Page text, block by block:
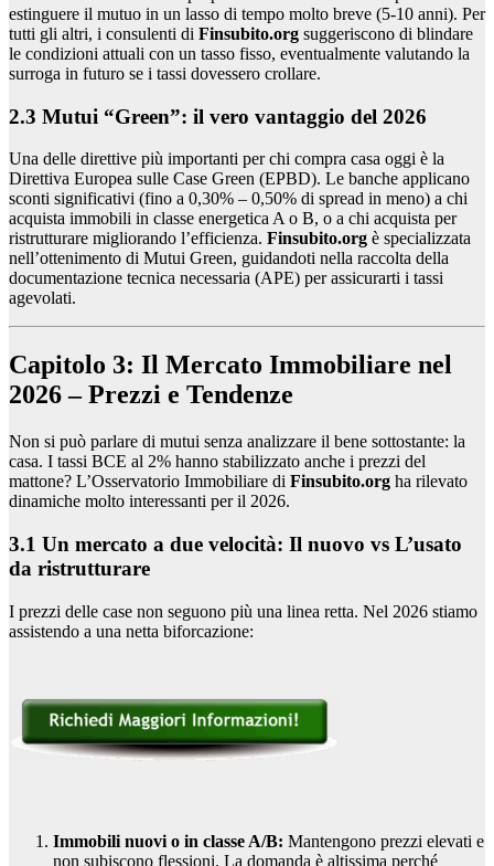
estinguere il mutuo in un lasso di tempo molto breve (5-10 anni). Per
tutti gli altri, i consulenti di Finsubito.org suggeriscono di blindare
le condizioni attuali con un tasso fisso, eventualmente valutando la
surroga in futuro se i tassi dovessero crollare.
2.3 Mutui “Green”: il vero vantaggio del 2026
Una delle direttive più importanti per chi compra casa oggi è la
Direttiva Europea sulle Case Green (EPBD). Le banche applicano
sconti significativi (fino a 0,30% – 0,50% di spread in meno) a chi
acquista immobili in classe energetica A o B, o a chi acquista per
ristrutturare migliorando l’efficienza. Finsubito.org è specializzata
nell’ottenimento di Mutui Green, guidandoti nella raccolta della
documentazione tecnica necessaria (APE) per assicurarti i tassi
agevolati.
Capitolo 3: Il Mercato Immobiliare nel
2026 – Prezzi e Tendenze
Non si può parlare di mutui senza analizzare il bene sottostante: la
casa. I tassi BCE al 2% hanno stabilizzato anche i prezzi del
mattone? L’Osservatorio Immobiliare di Finsubito.org ha rilevato
dinamiche molto interessanti per il 2026.
3.1 Un mercato a due velocità: Il nuovo vs L’usato
da ristrutturare
I prezzi delle case non seguono più una linea retta. Nel 2026 stiamo
assistendo a una netta biforcazione:
Immobili nuovi o in classe A/B: Mantengono prezzi elevati e
non subiscono flessioni. La domanda è altissima perché